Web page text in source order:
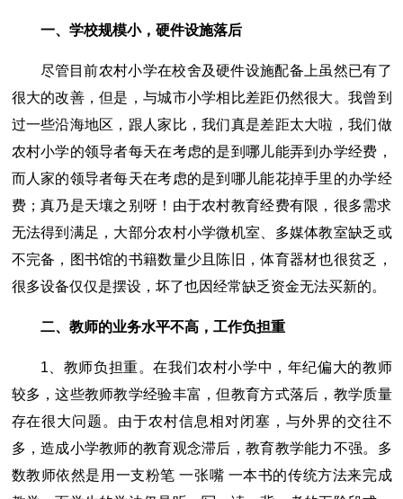
一、学校规模小，硬件设施落后
尽管目前农村小学在校舍及硬件设施配备上虽然已有了
很大的改善，但是，与城市小学相比差距仍然很大。我曾到
过一些沿海地区，跟人家比，我们真是差距太大啦，我们做
农村小学的领导者每天在考虑的是到哪儿能弄到办学经费，
而人家的领导者每天在考虑的是到哪儿能花掉手里的办学经
费；真乃是天壤之别呀！由于农村教育经费有限，很多需求
无法得到满足，大部分农村小学微机室、多媒体教室缺乏或
不完备，图书馆的书籍数量少且陈旧，体育器材也很贫乏，
很多设备仅仅是摆设，坏了也因经常缺乏资金无法买新的。
二、教师的业务水平不高，工作负担重
1、教师负担重。在我们农村小学中，年纪偏大的教师
较多，这些教师教学经验丰富，但教育方式落后，教学质量
存在很大问题。由于农村信息相对闭塞，与外界的交往不
多，造成小学教师的教育观念滞后，教育教学能力不强。多
数教师依然是用一支粉笔 一张嘴 一本书的传统方法来完成